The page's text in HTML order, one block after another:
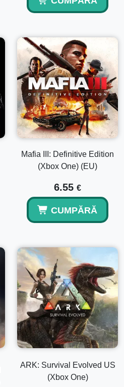
Mafia III: Definitive Edition
(Xbox One) (EU)
6.55 €
CUMPĂRĂ
ARK: Survival Evolved US
(Xbox One)